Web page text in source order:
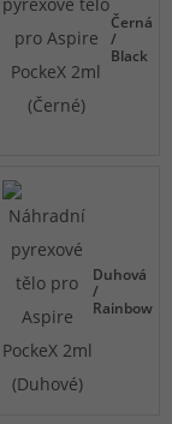
Černá
/
Black
Duhová
/
Rainbow